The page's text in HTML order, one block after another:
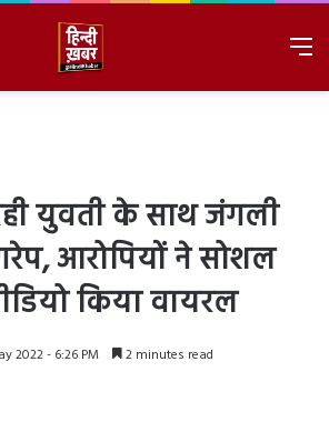
युवती के साथ जंगली
आरोपियों ने सोशल
किया वायरल
2022 - 6:26 PM 2 minutes read